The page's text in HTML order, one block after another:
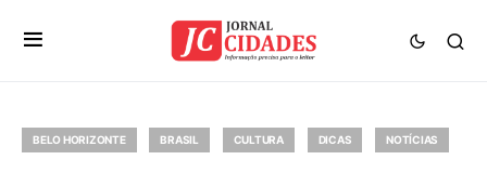
BELO HORIZONTE BRASIL CULTURA DICAS NOTÍCIAS